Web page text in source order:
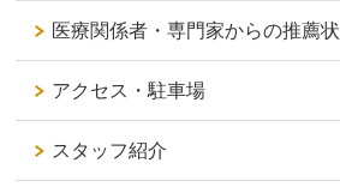
医療関係者・専門家からの推薦状
アクセス・駐車場
スタッフ紹介